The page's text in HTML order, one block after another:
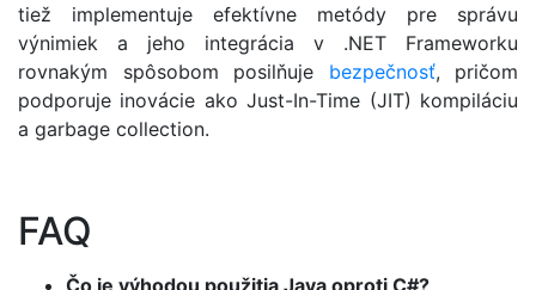
tiež implementuje efektívne metódy pre správu
výnimiek a jeho integrácia v .NET Frameworku
rovnakým spôsobom posilňuje bezpečnosť, pričom
podporuje inovácie ako Just-In-Time (JIT) kompiláciu
a garbage collection.
FAQ